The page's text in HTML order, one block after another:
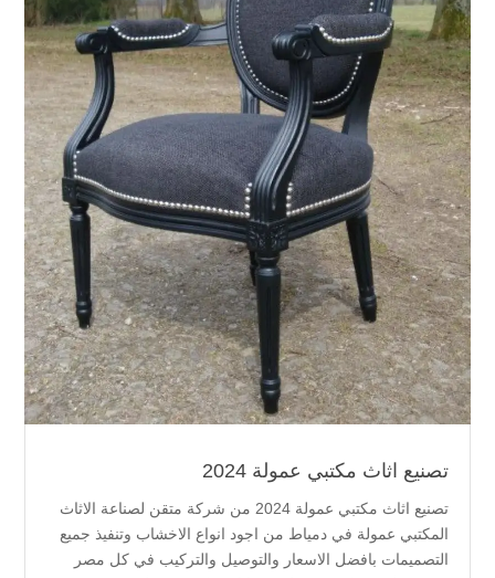
تصنيع اثاث مكتبي عمولة 2024
تصنيع اثاث مكتبي عمولة 2024 من شركة متقن لصناعة الاثاث
المكتبي عمولة في دمياط من اجود انواع الاخشاب وتنفيذ جميع
التصميمات بافضل الاسعار والتوصيل والتركيب في كل مصر